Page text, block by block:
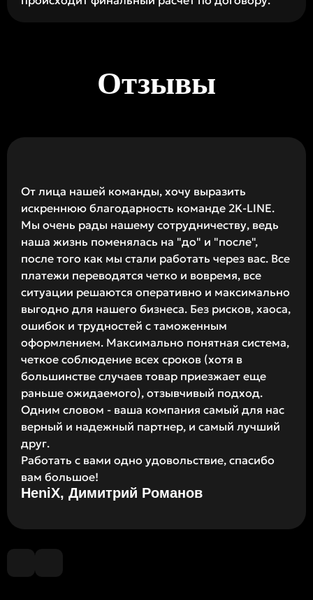
Отзывы
От лица нашей команды, хочу выразить
искреннюю благодарность команде 2K-LINE.
Мы очень рады нашему сотрудничеству, ведь
наша жизнь поменялась на "до" и "после",
после того как мы стали работать через вас. Все
платежи переводятся четко и вовремя, все
ситуации решаются оперативно и максимально
выгодно для нашего бизнеса. Без рисков, хаоса,
ошибок и трудностей с таможенным
оформлением. Максимально понятная система,
четкое соблюдение всех сроков (хотя в
большинстве случаев товар приезжает еще
раньше ожидаемого), отзывчивый подход.
Одним словом - ваша компания самый для нас
верный и надежный партнер, и самый лучший
друг.
Работать с вами одно удовольствие, спасибо
вам большое!
HeniX, Димитрий Романов